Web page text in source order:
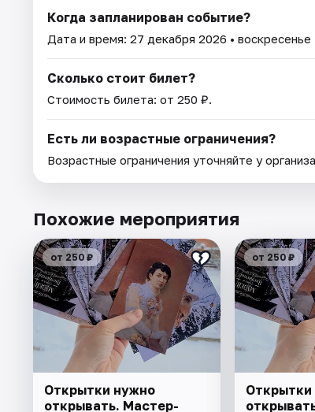
Когда запланирован событие?
Дата и время: 27 декабря 2026 • воскресенье
Сколько стоит билет?
Стоимость билета: от 250 ₽.
Есть ли возрастные ограничения?
Возрастные ограничения уточняйте у
Похожие мероприятия
от 250 ₽
Открытки нужно
открывать. Мастер-
от 250 ₽